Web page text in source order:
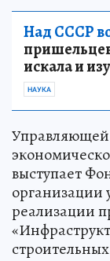
Над СССР
искала и
НАУКА
выступает
организации
реализации